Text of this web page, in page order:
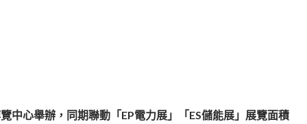
中心舉辦，同期聯動「EP電力展」「ES儲能展」展覽面積